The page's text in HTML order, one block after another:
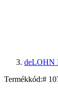
deLOHN
Termékkód:#